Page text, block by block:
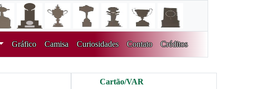
Gráfico Camisa Curiosidades Contato Créditos
Cartão/VAR